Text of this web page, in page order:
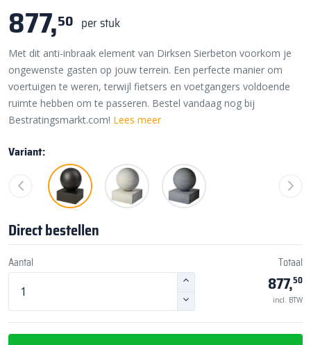
877,50 per stuk
Met dit anti-inbraak element van Dirksen Sierbeton voorkom je
ongewenste gasten op jouw terrein. Een perfecte manier om
voertuigen te weren, terwijl fietsers en voetgangers voldoende
ruimte hebben om te passeren. Bestel vandaag nog bij
Bestratingsmarkt.com! Lees meer
Variant:
Direct bestellen
Aantal Totaal
877,50
incl. BTW